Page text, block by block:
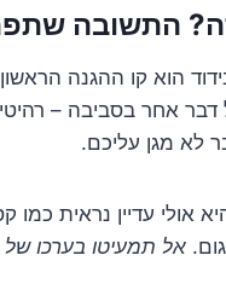
התשובה
הוא קו ההגנה
דבר אחר בסביבה –
לא מגן עליכם.
אולי עדיין נראית
אל תמעיטו בערכו של